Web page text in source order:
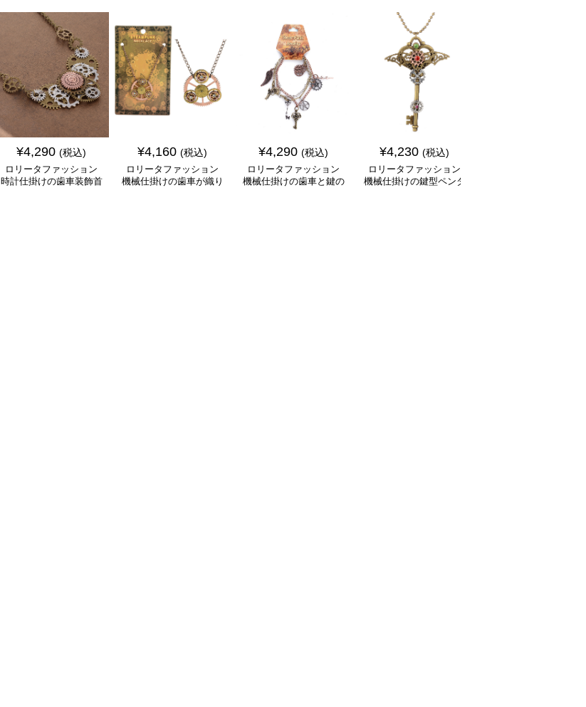
¥4,290 (税込)
ロリータファッション
時計仕掛けの歯車装飾首
¥4,160 (税込)
ロリータファッション
機械仕掛けの歯車が織り
¥4,290 (税込)
ロリータファッション
機械仕掛けの歯車と鍵の
¥4,230 (税込)
ロリータファッション
機械仕掛けの鍵型ペンダ